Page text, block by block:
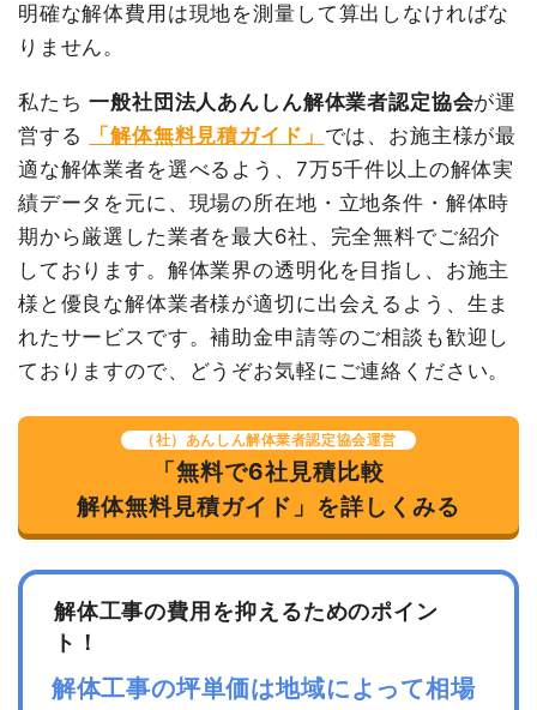
養生費
292m² 500円
146,000円
外階段撤去
駐車場撤去
1200m² 3,000円
3,600,000
円
ブロック塀撤去
40,000円
看板撤去
1式
184,000円
室外設備・機器撤去
1式
20,000円
アスベスト撤去
35m³
13,000
円
455,000円
植木・植栽撤去 4m³
12,000
48,000円
90,000円
円
消費税
1,610,000円
合計金額
17,710,000
円
内装解体店舗36坪1階建
て
36坪 87,472円 3,149,000円
土間コンクリート撤去
1式
350,000円
フロンガス撤去
1式
150,000円
看板撤去
1式
10,000円
諸経費
450,000円
値引き
199,000円
小計
3,910,000円
消費税
391,000円
合計金額
4,301,000円
建物の種類/構造 内装解体住宅1階建て
坪数 33坪
建物解体費用 102万3,000円
総額 112万5,300円
明確な解体費用は現地を測量して算出しなければな
りません。
私たち一般社団法人あんしん解体業者認定協会が運
営する
「解体無料見積ガイド」 では、お施主様が最
適な解体業者を選べるよう、7万5千件以上の解体実
績データを元に、現場の所在地・立地条件・解体時
期から厳選した業者を最大6社、完全無料でご紹介
しております。解体業界の透明化を目指し、お施主
様と優良な解体業者様が適切に出会えるよう、生ま
れたサービスです。補助金申請等のご相談も歓迎し
ておりますので、どうぞお気軽にご連絡ください。
（社）あんしん解体業者認定協会運営
「無料で6社見積比較
解体無料見積ガイド」を詳しくみる
解体工事の費用を抑えるためのポイン
ト！
解体工事の坪単価は地域によって相場